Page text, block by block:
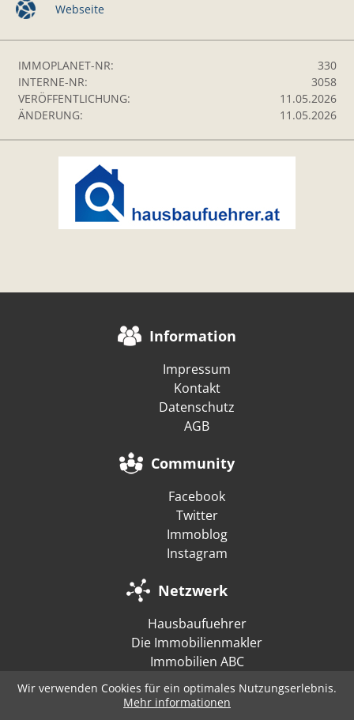
Webseite
IMMOPLANET-NR:
330
INTERNE-NR:
3058
VERÖFFENTLICHUNG:
11.05.2026
ÄNDERUNG:
11.05.2026
Information
Impressum
Kontakt
Datenschutz
AGB
Community
Facebook
Twitter
Immoblog
Instagram
Netzwerk
Hausbaufuehrer
Die Immobilienmakler
Immobilien ABC
Wir verwenden Cookies für ein optimales Nutzungserlebnis.
Mehr informationen